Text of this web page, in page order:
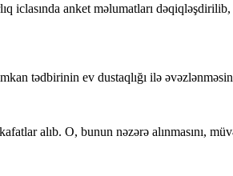
anket məlumatları
tədbirinin ev dustaqlığı ilə
alıb. O, bunun nəzərə alınmasını,